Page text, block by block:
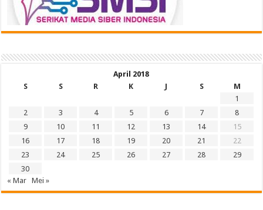
April 2018
S
S R K J S
M
1
2
3 4 5 6 7
8
9
10 11 12 13 14
15
16
17 18 19 20 21
22
23
24 25 26 27 28
29
30
« Mar
Mei »